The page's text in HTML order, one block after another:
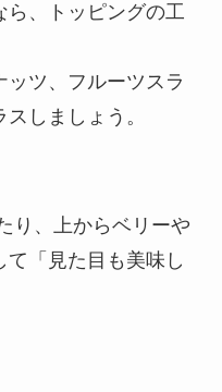
ら、トッピングの工
ッツ、フルーツスラ
しましょう。
り、上からベリーや
「見た目も美味し